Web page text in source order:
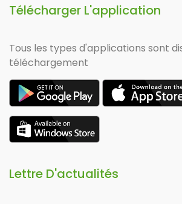
Télécharger L'application
Tous les types d'applications sont
téléchargement
Lettre D'actualités